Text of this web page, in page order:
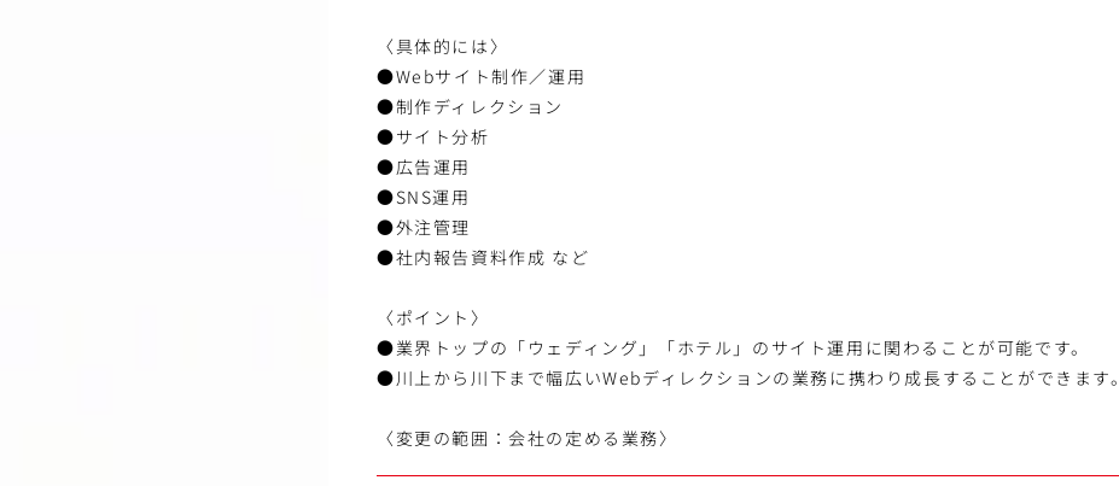
〈具体的には〉
●Webサイト制作／運用
●制作ディレクション
●サイト分析
●広告運用
●SNS運用
●外注管理
●社内報告資料作成 など
〈ポイント〉
●業界トップの「ウェディング」「ホテル」のサイト運用に関わることが可能です。
●川上から川下まで幅広いWebディレクションの業務に携わり成長することができます。
〈変更の範囲：会社の定める業務〉